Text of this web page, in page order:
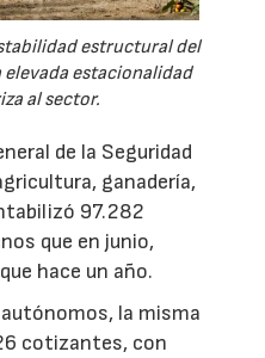
estructural del
elevada estacionalidad
al sector.
de la Seguridad
ganadería,
97.282
que en junio,
hace un año.
la misma
cotizantes, con